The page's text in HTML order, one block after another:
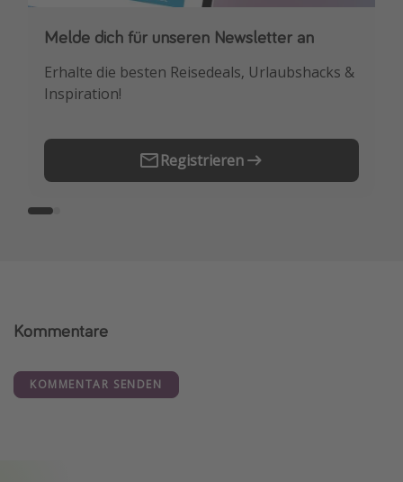
Melde dich für unseren Newsletter an
Erhalte die besten Reisedeals, Urlaubshacks &
Inspiration!
Registrieren
Downloade unsere App
Buche die besten Reiseschnäppchen als
Erstes.
Kommentare
KOMMENTAR SENDEN